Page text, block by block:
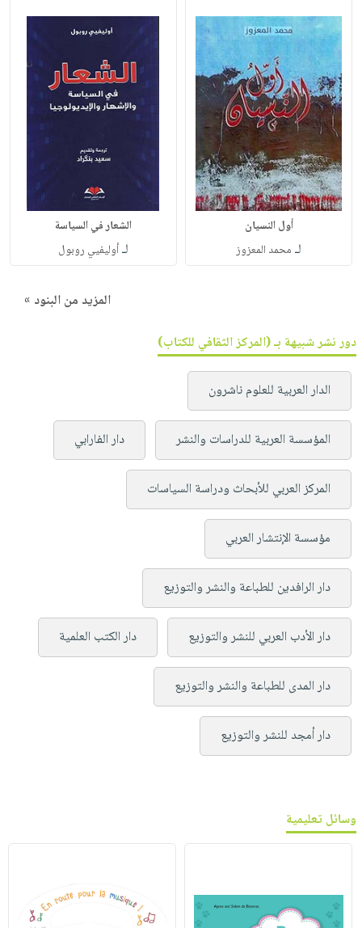
أول النسيان
لـ محمد المعزوز
الشعار في السياسة
لـأوليفيي روبول
المزيد من البنود »
دور نشر شبيهة بـ (المركز الثقافي للكتاب)
الدار العربية للعلوم ناشرون
المؤسسة العربية للدراسات والنشر دار الفارابي
المركز العربي للأبحاث ودراسة السياسات
مؤسسة الإنتشار العربي
دار الرافدين للطباعة والنشر والتوزيع
دار الأدب العربي للنشر والتوزيع دار الكتب العلمية
دار المدى للطباعة والنشر والتوزيع
دار أمجد للنشر والتوزيع
وسائل تعليمية